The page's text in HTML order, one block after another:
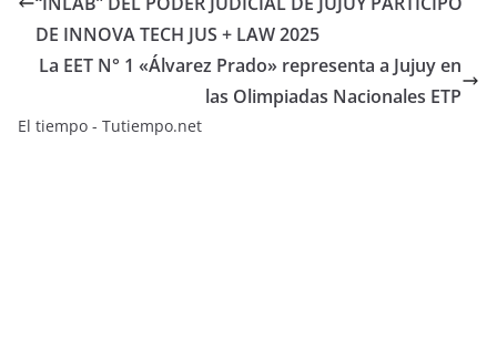
DE INNOVA TECH JUS + LAW 2025
La EET N° 1 «Álvarez Prado» representa a Jujuy en
las Olimpiadas Nacionales ETP
El tiempo - Tutiempo.net